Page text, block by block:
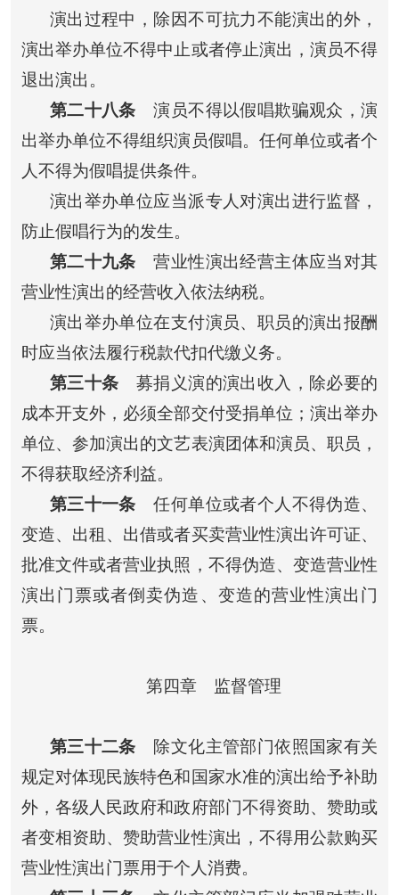
演出过程中，除因不可抗力不能演出的外，
演出举办单位不得中止或者停止演出，演员不得
退出演出。
第二十八条 演员不得以假唱欺骗观众，演
出举办单位不得组织演员假唱。任何单位或者个
人不得为假唱提供条件。
演出举办单位应当派专人对演出进行监督，
防止假唱行为的发生。
第二十九条 营业性演出经营主体应当对其
营业性演出的经营收入依法纳税。
演出举办单位在支付演员、职员的演出报酬
时应当依法履行税款代扣代缴义务。
第三十条 募捐义演的演出收入，除必要的
成本开支外，必须全部交付受捐单位；演出举办
单位、参加演出的文艺表演团体和演员、职员，
不得获取经济利益。
第三十一条 任何单位或者个人不得伪造、
变造、出租、出借或者买卖营业性演出许可证、
批准文件或者营业执照，不得伪造、变造营业性
演出门票或者倒卖伪造、变造的营业性演出门
票。
第四章 监督管理
第三十二条 除文化主管部门依照国家有关
规定对体现民族特色和国家水准的演出给予补助
外，各级人民政府和政府部门不得资助、赞助或
者变相资助、赞助营业性演出，不得用公款购买
营业性演出门票用于个人消费。